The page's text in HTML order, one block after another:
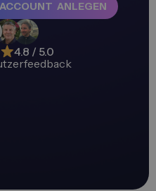
ANLEGEN
4.8 / 5.0